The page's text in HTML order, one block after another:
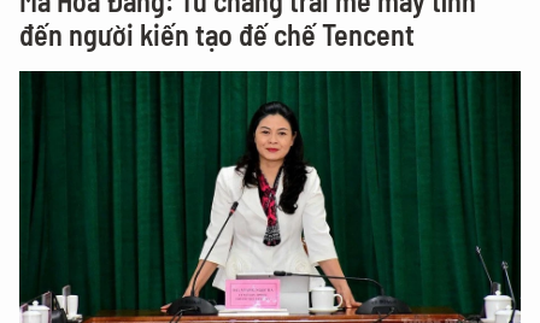
đến người kiến tạo đế chế Tencent